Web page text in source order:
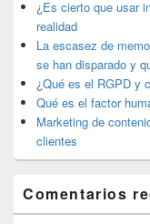
lateral
primaria
¿Es cierto que usar
realidad
La escasez de
se han disparado y
¿Qué es el RGPD y
Qué es el factor
Marketing de
clientes
Comentarios